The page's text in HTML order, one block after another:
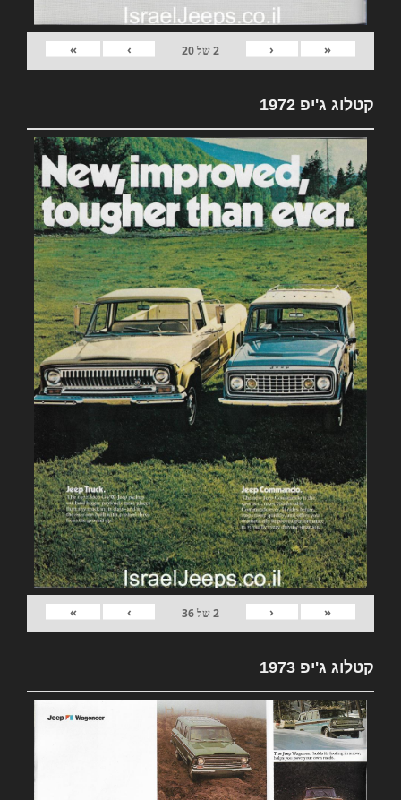
«
‹
2של20
›
»
קטלוג ג'יפ 1972
«
‹
2של36
›
»
קטלוג ג'יפ 1973